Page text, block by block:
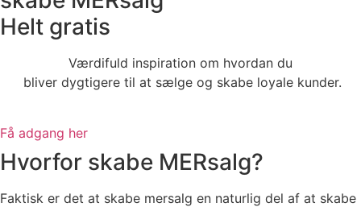
Helt gratis
Værdifuld inspiration om hvordan du
bliver dygtigere til at sælge og skabe loyale kunder.
Få adgang her
Hvorfor skabe MERsalg?
Faktisk er det at skabe mersalg en naturlig del af at skabe